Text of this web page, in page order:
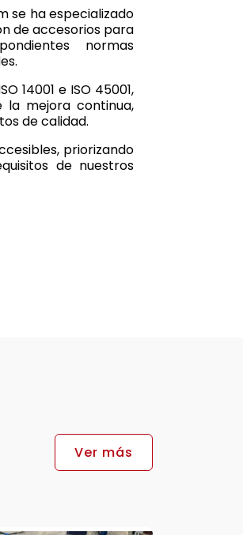
se ha especializado
de accesorios para
normas
14001 e ISO 45001,
la mejora continua,
de calidad.
priorizando
de nuestros
Ver más